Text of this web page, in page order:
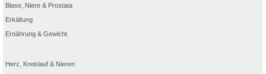
Blase, Niere & Prostata
Erkältung
Ernährung & Gewicht
Herz, Kreislauf & Nieren